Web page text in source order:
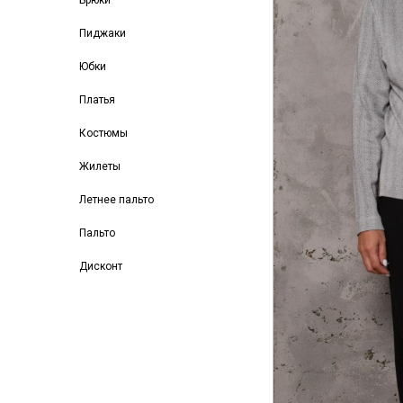
Пиджаки
Юбки
Платья
Костюмы
Жилеты
Летнее пальто
Пальто
Дисконт